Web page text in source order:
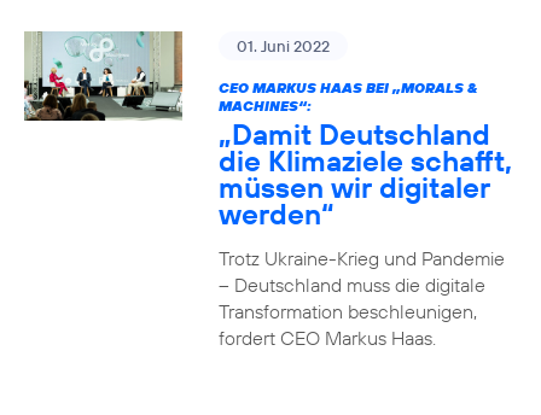
01. Juni 2022
CEO MARKUS HAAS BEI „MORALS &
MACHINES“:
„Damit Deutschland
die Klimaziele schafft,
müssen wir digitaler
werden“
Trotz Ukraine-Krieg und Pandemie
– Deutschland muss die digitale
Transformation beschleunigen,
fordert CEO Markus Haas.